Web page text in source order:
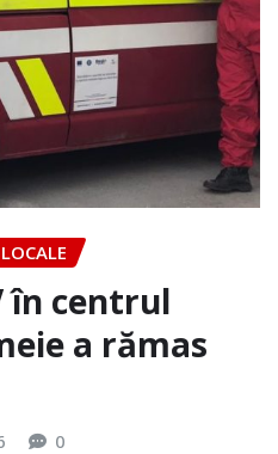
în centrul
a rămas
0